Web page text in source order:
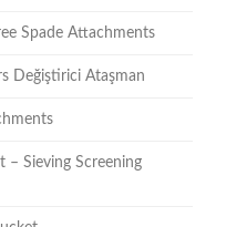
Spade Attachments
Değiştirici Ataşman
– Sieving Screening